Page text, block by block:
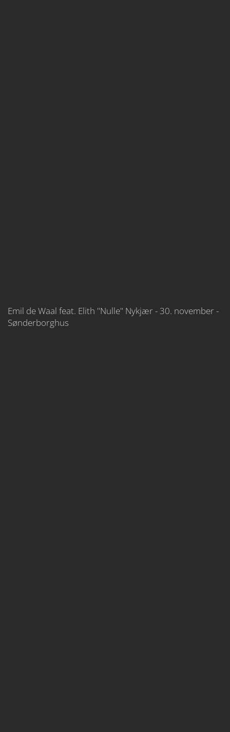
Emil de Waal feat. Elith "Nulle" Nykjær - 30. november -
Sønderborghus